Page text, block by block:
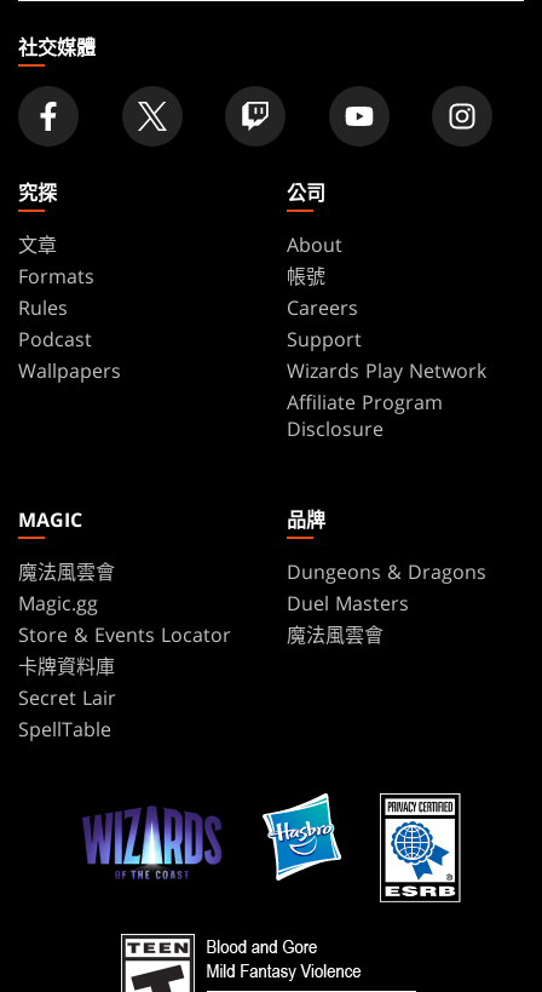
家
社交媒體
究探
文章
Formats
Rules
Podcast
Wallpapers
公司
About
帳號
Careers
Support
Wizards Play Network
Affiliate Program
Disclosure
MAGIC
魔法風雲會
Magic.gg
Store & Events Locator
卡牌資料庫
Secret Lair
SpellTable
品牌
Dungeons & Dragons
Duel Masters
魔法風雲會